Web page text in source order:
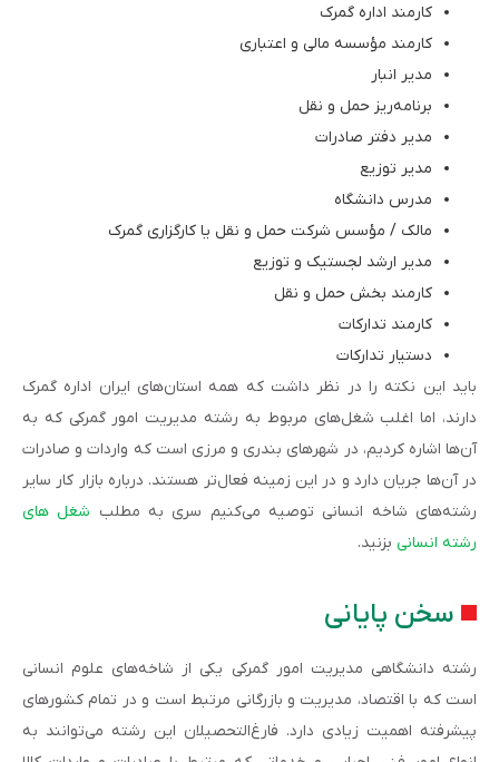
کارمند اداره گمرک
کارمند مؤسسه مالی و اعتباری
مدیر انبار
برنامه‌ریز حمل و نقل
مدیر دفتر صادرات
مدیر توزیع
مدرس دانشگاه
مالک / مؤسس شرکت حمل و نقل یا کارگزاری گمرک
مدیر ارشد لجستیک و توزیع
کارمند بخش حمل و نقل
کارمند تدارکات
دستیار تدارکات
باید این نکته را در نظر داشت که همه استان‌های ایران اداره گمرک
دارند، اما اغلب شغل‌های مربوط به رشته مدیریت امور گمرکی که به
آن‌ها اشاره کردیم، در شهرهای بندری و مرزی است که واردات و صادرات
در آن‌ها جریان دارد و در این زمینه فعال‌تر هستند. درباره بازار کار سایر
رشته‌های شاخه انسانی توصیه می‌کنیم سری به مطلب شغل های
رشته انسانی بزنید.
سخن پایانی
رشته دانشگاهی مدیریت امور گمرکی یکی از شاخه‌های علوم انسانی
است که با اقتصاد، مدیریت و بازرگانی مرتبط است و در تمام کشورهای
پیشرفته اهمیت زیادی دارد. فارغ‌التحصیلان این رشته می‌توانند به